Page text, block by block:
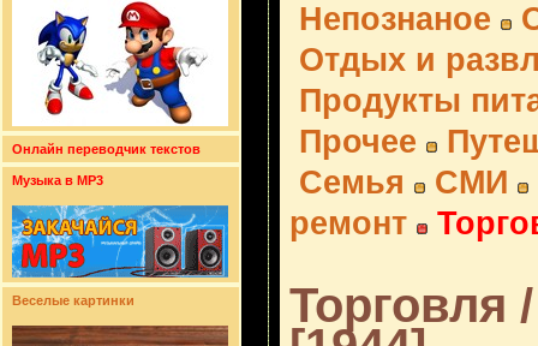
Онлайн переводчик текстов
Музыка в MP3
Веселые картинки
Непознаное
Отдых и
Продукты
Прочее
Семья
СМИ
ремонт
Торговля